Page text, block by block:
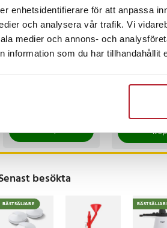
enhetsidentifierare för att anpassa
och analysera vår trafik. Vi
medier och annons- och
information som du har
Elastiskt
Köp
4-Pack
för
159 kr
besökta
BÄSTSÄLJARE